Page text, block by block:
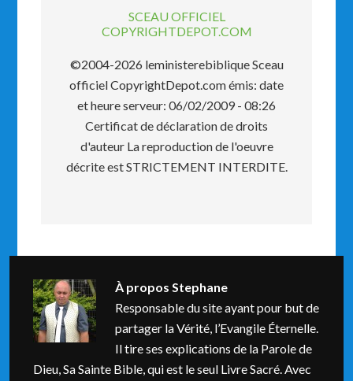
SCEAU OFFICIEL
COPYRIGHTDEPOT.COM
©2004-2026 leministerebiblique Sceau
officiel CopyrightDepot.com émis: date
et heure serveur: 06/02/2009 - 08:26
Certificat de déclaration de droits
d'auteur La reproduction de l'oeuvre
décrite est STRICTEMENT INTERDITE.
À proposStephane
Responsable du site ayant pour but de
partager la Vérité, l’Evangile Éternelle.
Il tire ses explications de la Parole de
Dieu, Sa Sainte Bible, qui est le seul Livre Sacré. Avec